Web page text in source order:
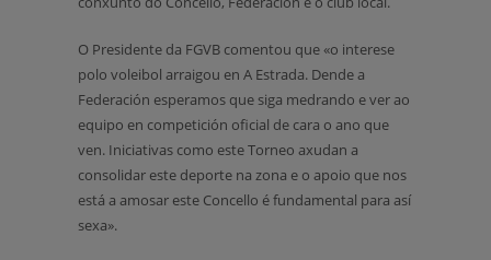
O Presidente da FGVB comentou que «o interese
polo voleibol arraigou en A Estrada. Dende a
Federación esperamos que siga medrando e ver ao
equipo en competición oficial de cara o ano que
ven. Iniciativas como este Torneo axudan a
consolidar este deporte na zona e o apoio que nos
está a amosar este Concello é fundamental para así
sexa».